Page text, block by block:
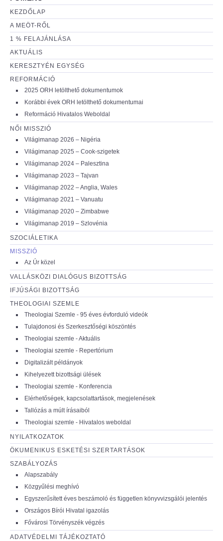
KEZDŐLAP
A MEÖT-RŐL
1 % FELAJÁNLÁSA
AKTUÁLIS
KERESZTYÉN EGYSÉG
REFORMÁCIÓ
2025 ORH letölthető dokumentumok
Korábbi évek ORH letölthető dokumentumai
Reformáció Hivatalos Weboldal
NŐI MISSZIÓ
Világimanap 2026 – Nigéria
Világimanap 2025 – Cook-szigetek
Világimanap 2024 – Palesztina
Világimanap 2023 – Tajvan
Világimanap 2022 – Anglia, Wales
Világimanap 2021 – Vanuatu
Világimanap 2020 – Zimbabwe
Világimanap 2019 – Szlovénia
SZOCIÁLETIKA
MISSZIÓ
Az Úr közel
VALLÁSKÖZI DIALÓGUS BIZOTTSÁG
IFJÚSÁGI BIZOTTSÁG
THEOLOGIAI SZEMLE
Theologiai Szemle - 95 éves évforduló videók
Tulajdonosi és Szerkesztőségi köszöntés
Theologiai szemle - Aktuális
Theologiai szemle - Repertórium
Digitalizált példányok
Kihelyezett bizottsági ülések
Theologiai szemle - Konferencia
Elérhetőségek, kapcsolattartások, megjelenések
Tallózás a múlt írásaiból
Theologiai szemle - Hivatalos weboldal
NYILATKOZATOK
ÖKUMENIKUS ESKETÉSI SZERTARTÁSOK
SZABÁLYOZÁS
Alapszabály
Közgyűlési meghívó
Egyszerűsített éves beszámoló és független könyvvizsgálói jelentés
Országos Bírói Hivatal igazolás
Fővárosi Törvényszék végzés
ADATVÉDELMI TÁJÉKOZTATÓ